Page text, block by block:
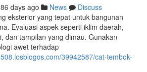
86 days ago News
Discuss
eksterior yang tepat untuk bangunan
Evaluasi aspek seperti iklim daerah,
dan tampilan yang dimau. Gunakan
awet terhadap
39942587/cat-tembok-